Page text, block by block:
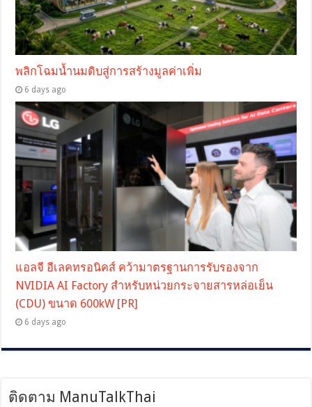
พลิกโฉมน้ำนมดิบสู่การสร้างมูลค่าเพิ่ม
6 days ago
แอลจี อีเลคทรอนิคส์ คว้ามาตรฐานการรับรองจาก
NVIDIA AI Factory สำหรับหน่วยกระจายสารหล่อเย็น
(CDU) ขนาด 600kW [PR]
6 days ago
ติดตาม ManuTalkThai